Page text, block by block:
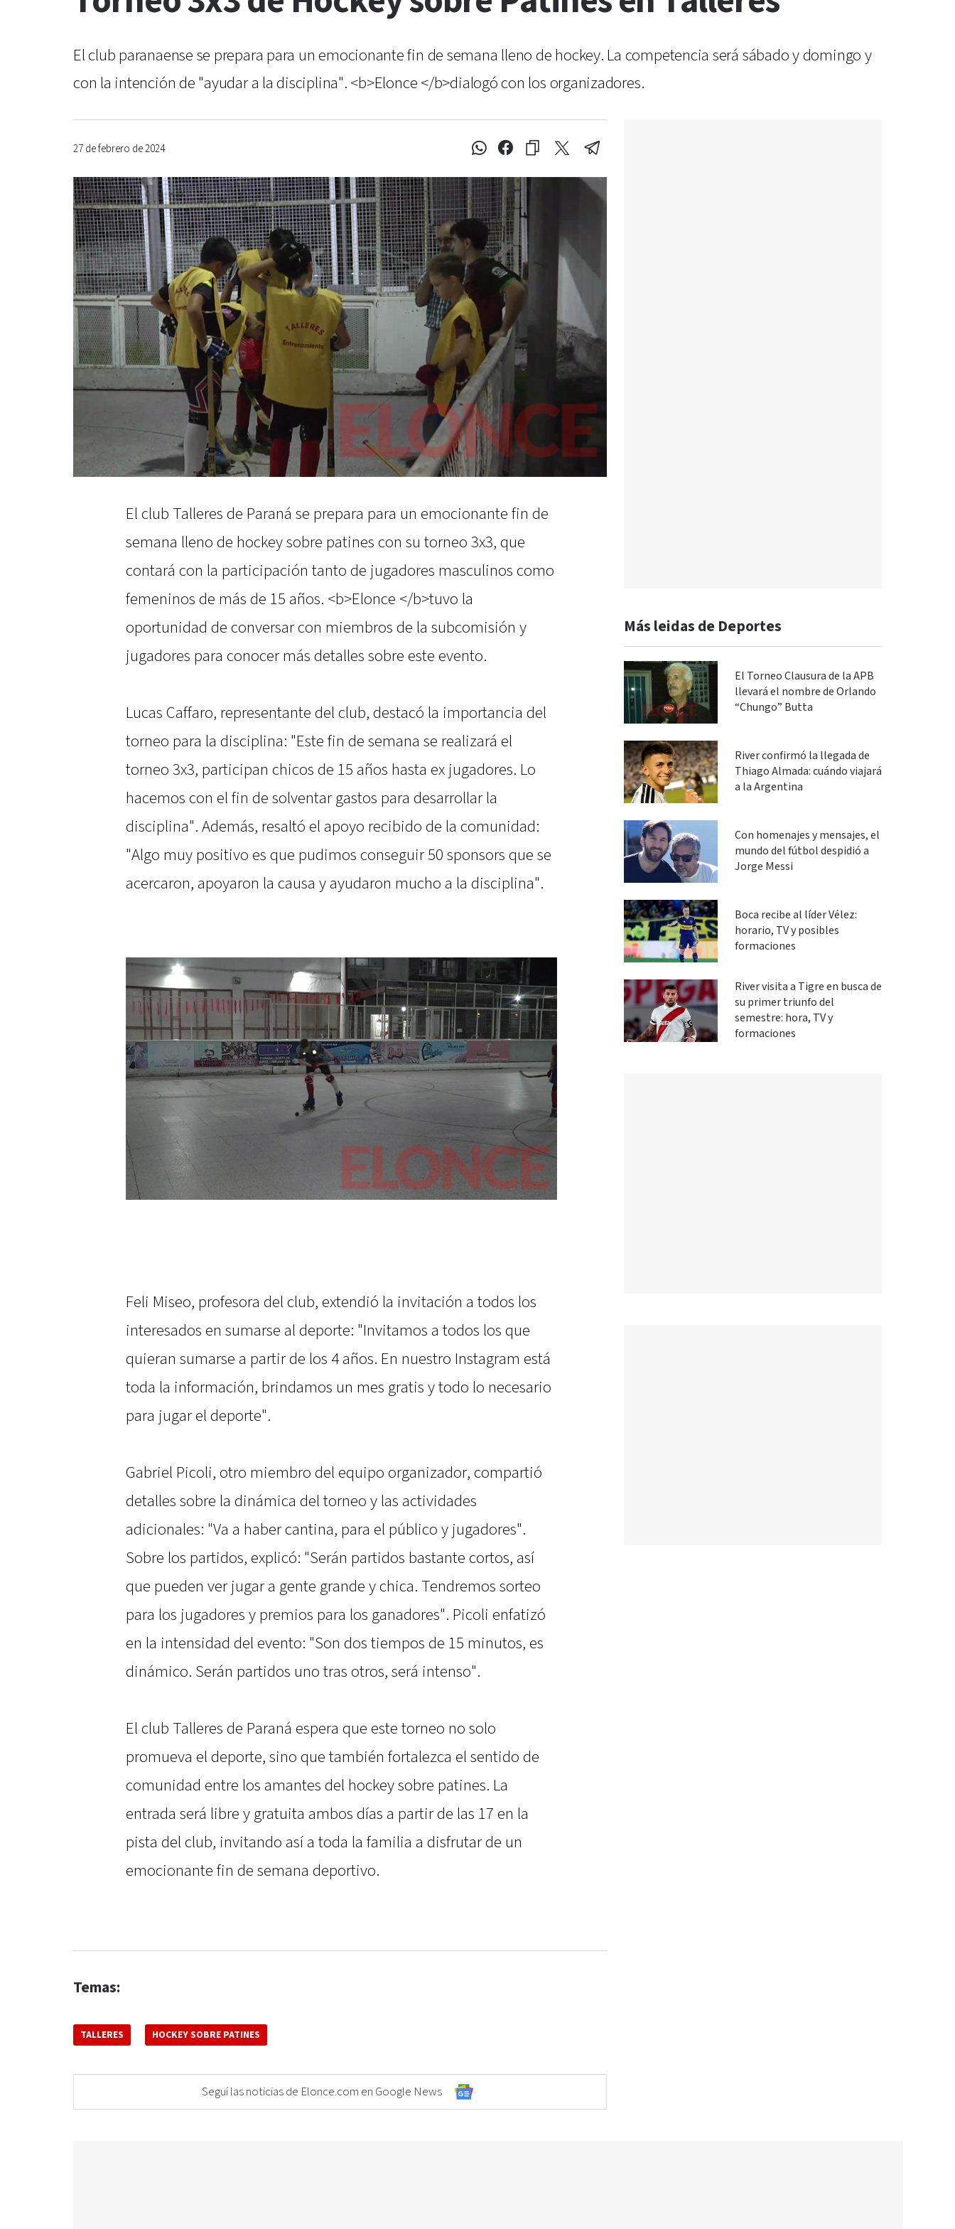
El club paranaense se prepara para un emocionante fin de semana lleno de hockey. La competencia será sábado y domingo y
con la intención de "ayudar a la disciplina". <b>Elonce </b>dialogó con los organizadores.
27 de febrero de 2024
El club Talleres de Paraná se prepara para un emocionante fin de
semana lleno de hockey sobre patines con su torneo 3x3, que
contará con la participación tanto de jugadores masculinos como
femeninos de más de 15 años. <b>Elonce </b>tuvo la
oportunidad de conversar con miembros de la subcomisión y
jugadores para conocer más detalles sobre este evento.
Lucas Caffaro, representante del club, destacó la importancia del
torneo para la disciplina: "Este fin de semana se realizará el
torneo 3x3, participan chicos de 15 años hasta ex jugadores. Lo
hacemos con el fin de solventar gastos para desarrollar la
disciplina". Además, resaltó el apoyo recibido de la comunidad:
"Algo muy positivo es que pudimos conseguir 50 sponsors que se
acercaron, apoyaron la causa y ayudaron mucho a la disciplina".
Feli Miseo, profesora del club, extendió la invitación a todos los
interesados en sumarse al deporte: "Invitamos a todos los que
quieran sumarse a partir de los 4 años. En nuestro Instagram está
toda la información, brindamos un mes gratis y todo lo necesario
para jugar el deporte".
Gabriel Picoli, otro miembro del equipo organizador, compartió
detalles sobre la dinámica del torneo y las actividades
adicionales: "Va a haber cantina, para el público y jugadores".
Sobre los partidos, explicó: "Serán partidos bastante cortos, así
que pueden ver jugar a gente grande y chica. Tendremos sorteo
para los jugadores y premios para los ganadores". Picoli enfatizó
en la intensidad del evento: "Son dos tiempos de 15 minutos, es
dinámico. Serán partidos uno tras otros, será intenso".
El club Talleres de Paraná espera que este torneo no solo
promueva el deporte, sino que también fortalezca el sentido de
comunidad entre los amantes del hockey sobre patines. La
entrada será libre y gratuita ambos días a partir de las 17 en la
pista del club, invitando así a toda la familia a disfrutar de un
emocionante fin de semana deportivo.
Temas:
TALLERES HOCKEY SOBRE PATINES
Seguí las noticias de Elonce.com en Google News
Más leidas de Deportes
El Torneo Clausura de la APB
llevará el nombre de Orlando
“Chungo” Butta
River confirmó la llegada de
Thiago Almada: cuándo viajará
a la Argentina
Con homenajes y mensajes, el
mundo del fútbol despidió a
Jorge Messi
Boca recibe al líder Vélez:
horario, TV y posibles
formaciones
River visita a Tigre en busca de
su primer triunfo del
semestre: hora, TV y
formaciones